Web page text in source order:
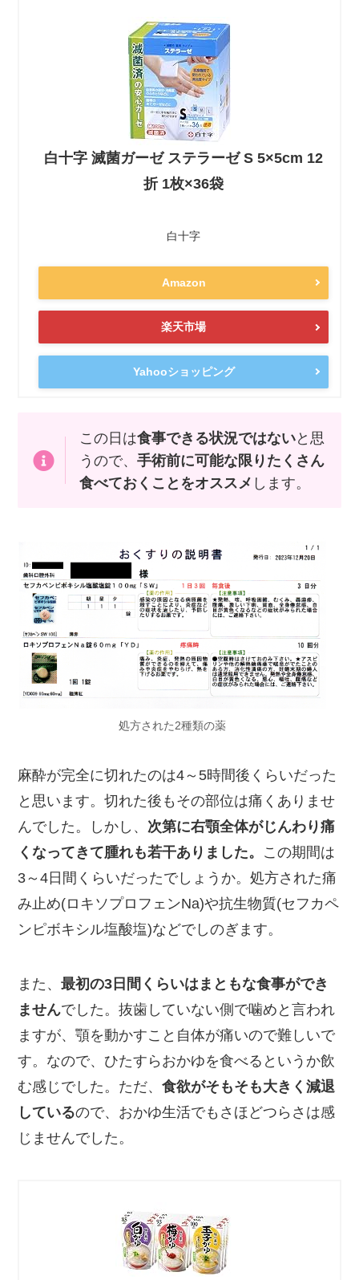
白十字 滅菌ガーゼ ステラーゼ S 5×5cm 12
折 1枚×36袋
白十字
Amazon
楽天市場
Yahooショッピング
この日は食事できる状況ではないと思
うので、 手術前に可能な限りたくさん
食べておくことをオススメ します。
処方された2種類の薬
麻酔が完全に切れたのは4～5時間後くらいだった
と思います。切れた後もその部位は痛くありませ
んでした。しかし、 次第に右顎全体がじんわり痛
くなってきて腫れも若干ありました。 この期間は
3～4日間くらいだったでしょうか。処方された痛
み止め(ロキソプロフェンNa)や抗生物質(セフカペ
ンピボキシル塩酸塩)などでしのぎます。
また、最初の3日間くらいはまともな食事ができ
ませんでした。抜歯していない側で噛めと言われ
ますが、顎を動かすこと自体が痛いので難しいで
す。なので、ひたすらおかゆを食べるというか飲
む感じでした。ただ、食欲がそもそも大きく減退
しているので、おかゆ生活でもさほどつらさは感
じませんでした。